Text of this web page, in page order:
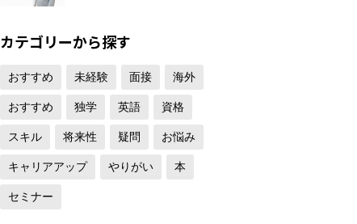
カテゴリーから探す
おすすめ 未経験 面接 海外
おすすめ 独学 英語 資格
スキル 将来性 疑問 お悩み
キャリアアップ やりがい 本
セミナー